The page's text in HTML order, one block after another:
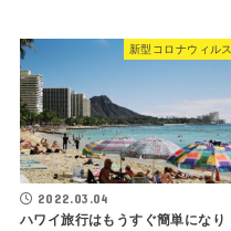
新型コロナウィルス
2022.03.04
ハワイ旅行はもうすぐ簡単になり